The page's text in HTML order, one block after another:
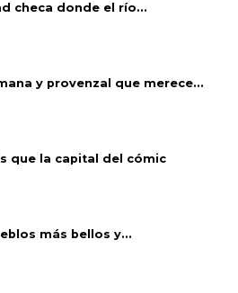
checa donde el río...
y provenzal que merece...
que la capital del cómic
más bellos y...